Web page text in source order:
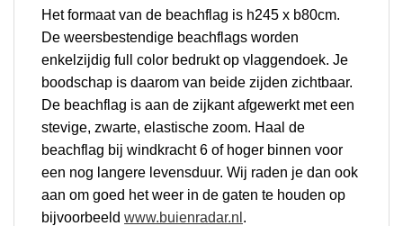
Het formaat van de beachflag is h245 x b80cm.
De weersbestendige beachflags worden
enkelzijdig full color bedrukt op vlaggendoek. Je
boodschap is daarom van beide zijden zichtbaar.
De beachflag is aan de zijkant afgewerkt met een
stevige, zwarte, elastische zoom. Haal de
beachflag bij windkracht 6 of hoger binnen voor
een nog langere levensduur. Wij raden je dan ook
aan om goed het weer in de gaten te houden op
bijvoorbeeld www.buienradar.nl .